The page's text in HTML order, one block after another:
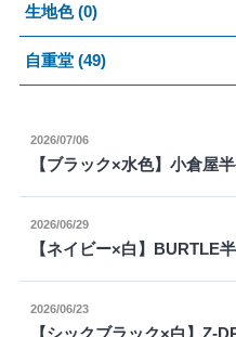
生地色 (0)
自重堂 (49)
2026/07/06
【ブラック×水色】小倉屋
2026/06/29
【ネイビー×白】BURTLE
2026/06/23
【シックブラック×白】Z-